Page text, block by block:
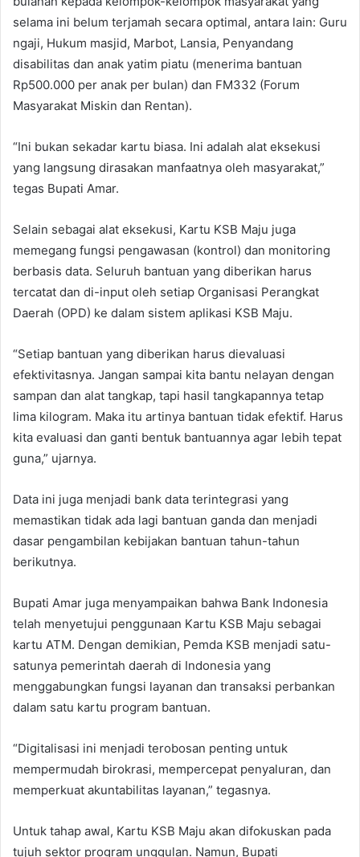
selama ini belum terjamah secara optimal, antara lain: Guru
ngaji, Hukum masjid, Marbot, Lansia, Penyandang
disabilitas dan anak yatim piatu (menerima bantuan
Rp500.000 per anak per bulan) dan FM332 (Forum
Masyarakat Miskin dan Rentan).
“Ini bukan sekadar kartu biasa. Ini adalah alat eksekusi
yang langsung dirasakan manfaatnya oleh masyarakat,”
tegas Bupati Amar.
Selain sebagai alat eksekusi, Kartu KSB Maju juga
memegang fungsi pengawasan (kontrol) dan monitoring
berbasis data. Seluruh bantuan yang diberikan harus
tercatat dan di-input oleh setiap Organisasi Perangkat
Daerah (OPD) ke dalam sistem aplikasi KSB Maju.
“Setiap bantuan yang diberikan harus dievaluasi
efektivitasnya. Jangan sampai kita bantu nelayan dengan
sampan dan alat tangkap, tapi hasil tangkapannya tetap
lima kilogram. Maka itu artinya bantuan tidak efektif. Harus
kita evaluasi dan ganti bentuk bantuannya agar lebih tepat
guna,” ujarnya.
Data ini juga menjadi bank data terintegrasi yang
memastikan tidak ada lagi bantuan ganda dan menjadi
dasar pengambilan kebijakan bantuan tahun-tahun
berikutnya.
Bupati Amar juga menyampaikan bahwa Bank Indonesia
telah menyetujui penggunaan Kartu KSB Maju sebagai
kartu ATM. Dengan demikian, Pemda KSB menjadi satu-
satunya pemerintah daerah di Indonesia yang
menggabungkan fungsi layanan dan transaksi perbankan
dalam satu kartu program bantuan.
“Digitalisasi ini menjadi terobosan penting untuk
mempermudah birokrasi, mempercepat penyaluran, dan
memperkuat akuntabilitas layanan,” tegasnya.
Untuk tahap awal, Kartu KSB Maju akan difokuskan pada
tujuh sektor program unggulan. Namun, Bupati